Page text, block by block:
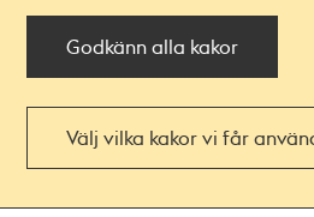
Godkänn alla kakor
Välj vilka kakor vi får